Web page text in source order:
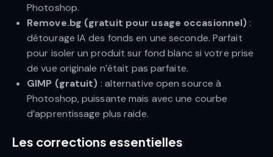
Photoshop.
Remove.bg (gratuit pour usage occasionnel):
détourage IA des fonds en une seconde. Parfait
pour isoler un produit sur fond blanc si votre prise
de vue originale n’était pas parfaite.
GIMP (gratuit) : alternative open source à
Photoshop, puissante mais avec une courbe
d’apprentissage plus raide.
Les corrections essentielles